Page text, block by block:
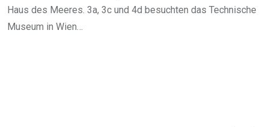
Haus des Meeres. 3a, 3c und 4d besuchten das Technische
Museum in Wien…